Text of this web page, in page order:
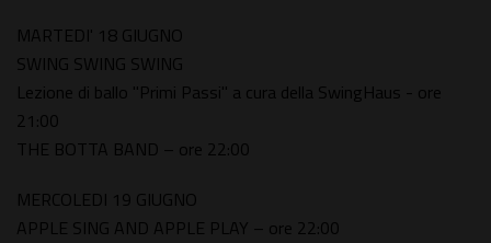
MARTEDI' 18 GIUGNO
SWING SWING SWING
Lezione di ballo "Primi Passi" a cura della SwingHaus - ore
21:00
THE BOTTA BAND – ore 22:00
MERCOLEDI 19 GIUGNO
APPLE SING AND APPLE PLAY – ore 22:00